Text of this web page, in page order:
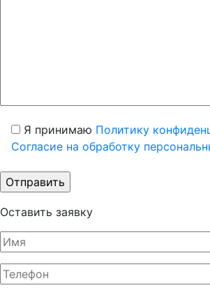
Я принимаю Политику
Согласие на обработку
Оставить заявку